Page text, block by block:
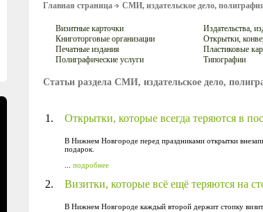
Главная страница СМИ, издательское дело,
Визитные карточки Издательства,
Книготорговые организации
Открытки,
Печатные издания
Пластиковые
Полиграфические услуги
Типографии
Статьи раздела СМИ, издательское дело,
1.
Открытки, которые всегда теряются в
В Нижнем Новгороде перед праздниками открытки
подарок.
подробнее
2. Визитки, которые всё ещё теряются на
В Нижнем Новгороде каждый второй держит стопку